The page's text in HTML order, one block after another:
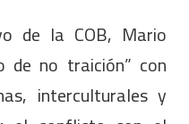
de la COB, Mario
de no traición” con
interculturales y